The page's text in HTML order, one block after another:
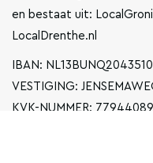
en bestaat uit:
LocalDrenthe.nl
IBAN:
VESTIGING:
KVK-NUMMER: 77944089